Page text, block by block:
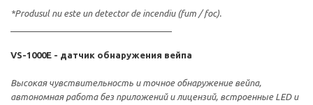
*Produsul nu este un detector de incendiu (fum / foc).
VS-1000E - датчик обнаружения вейпа
Высокая чувствительность и точное обнаружение вейпа,
автономная работа без приложений и лицензий, встроенные LED и